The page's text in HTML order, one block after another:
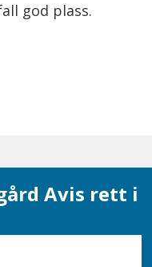
god plass.
Avis rett i